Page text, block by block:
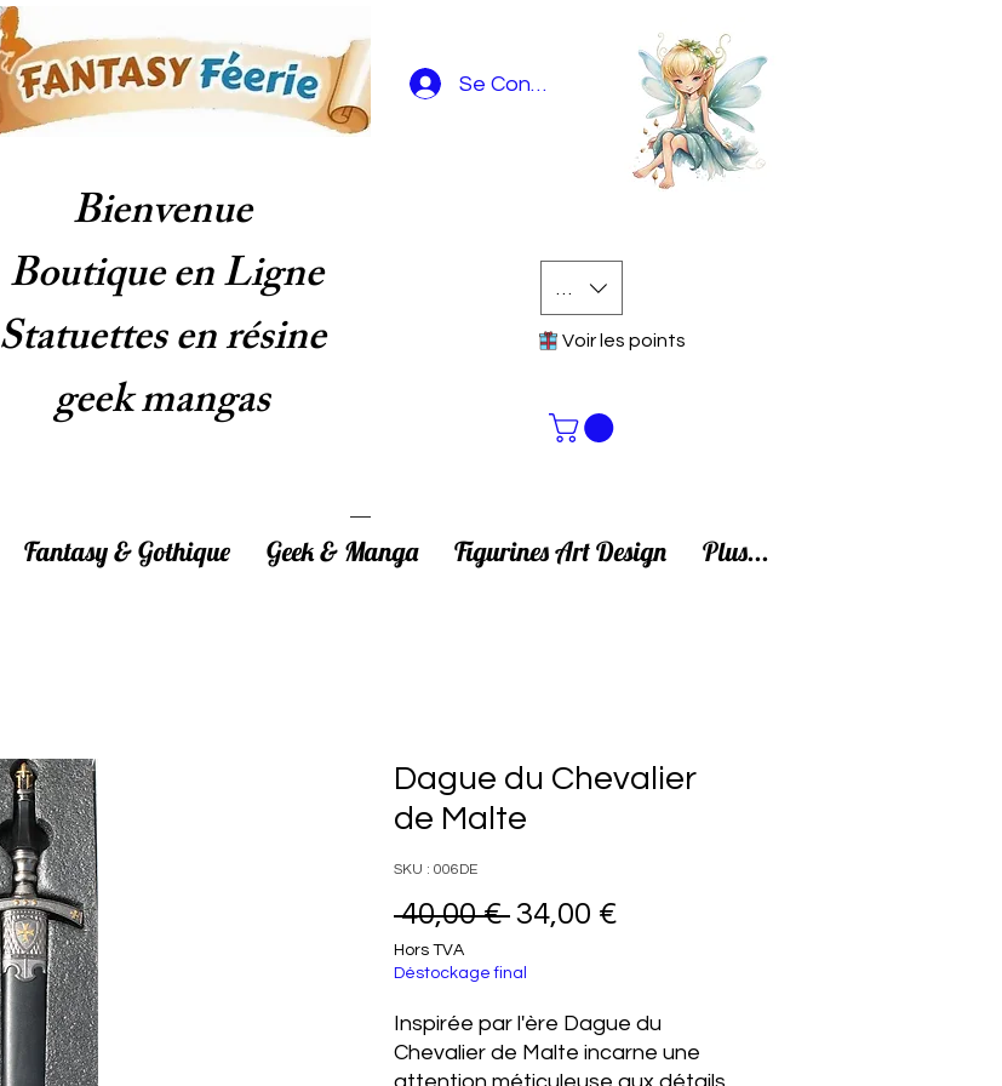
Se Connecter
EUR (€)
Voir les points
Bienvenue
Boutique en Ligne
Statuettes en résine
geek mangas
Fantasy & Gothique Geek & Manga Figurines Art Design Plus...
Dague du Chevalier
de Malte
SKU : 006DE
40,00 € Prix original
34,00 €
Hors TVA
Déstockage final
Inspirée par l'ère Dague du
Chevalier de Malte incarne une